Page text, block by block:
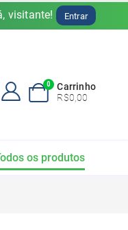
visitante! Entrar
0
Carrinho
R$0,00
os produtos